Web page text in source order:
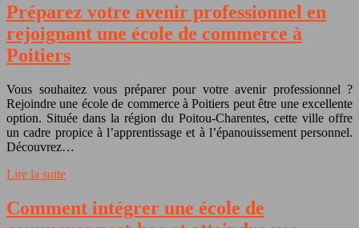
Préparez votre avenir professionnel en
rejoignant une école de commerce à
Poitiers
Vous souhaitez vous préparer pour votre avenir professionnel ?
Rejoindre une école de commerce à Poitiers peut être une excellente
option. Située dans la région du Poitou-Charentes, cette ville offre
un cadre propice à l’apprentissage et à l’épanouissement personnel.
Découvrez…
Lire la suite
Comment intégrer une école de